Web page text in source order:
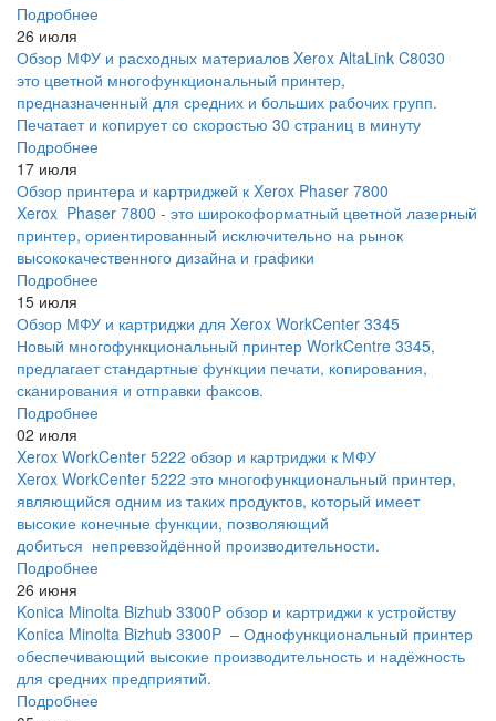
Подробнее
26 июля
Обзор МФУ и расходных материалов Xerox AltaLink C8030
это цветной многофункциональный принтер,
предназначенный для средних и больших рабочих групп.
Печатает и копирует со скоростью 30 страниц в минуту
Подробнее
17 июля
Обзор принтера и картриджей к Xerox Phaser 7800
Xerox Phaser 7800 - это широкоформатный цветной лазерный
принтер, ориентированный исключительно на рынок
высококачественного дизайна и графики
Подробнее
15 июля
Обзор МФУ и картриджи для Xerox WorkCenter 3345
Новый многофункциональный принтер WorkCentre 3345,
предлагает стандартные функции печати, копирования,
сканирования и отправки факсов.
Подробнее
02 июля
Xerox WorkCenter 5222 обзор и картриджи к МФУ
Xerox WorkCenter 5222 это многофункциональный принтер,
являющийся одним из таких продуктов, который имеет
высокие конечные функции, позволяющий
добиться непревзойдённой производительности.
Подробнее
26 июня
Konica Minolta Bizhub 3300P обзор и картриджи к устройству
Konica Minolta Bizhub 3300P – Однофункциональный принтер
обеспечивающий высокие производительность и надёжность
для средних предприятий.
Подробнее